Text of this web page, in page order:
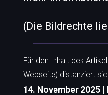
(Die Bildrechte
Für den Inhalt des
Webseite) distanziert
14. November 2025 |